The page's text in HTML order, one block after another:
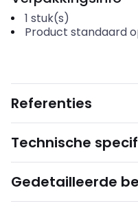
1 stuk(s)
Product standaard
Referenties
Technische
Gedetailleerde